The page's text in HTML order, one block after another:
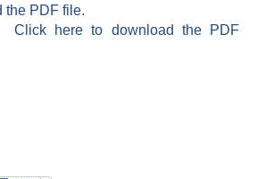
the PDF file.
Click here to download the PDF